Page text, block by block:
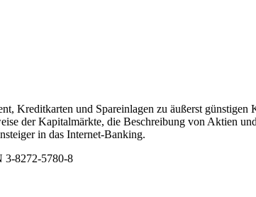
Kreditkarten und Spareinlagen zu äußerst
der Kapitalmärkte, die Beschreibung von Aktien
in das Internet-Banking.
3-8272-5780-8